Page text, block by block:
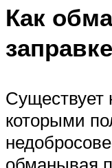
Как
Существует
которыми